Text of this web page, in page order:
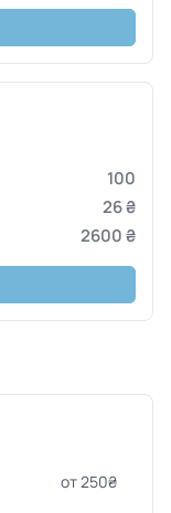
100
26 ₴
2600 ₴
от 250₴